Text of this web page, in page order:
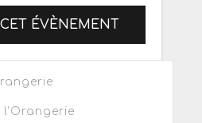
ÉVÈNEMENT
l’Orangerie